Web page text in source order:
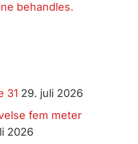
behandles.
31 29. juli 2026
fem meter
2026